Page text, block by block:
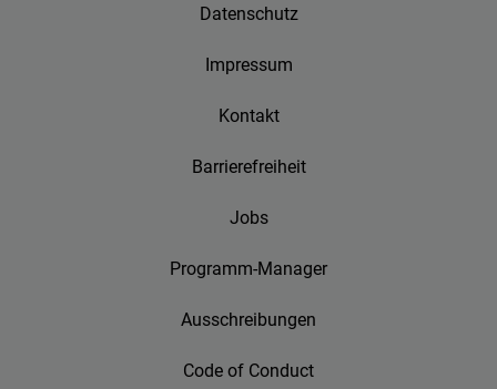
Datenschutz
Impressum
Kontakt
Barrierefreiheit
Jobs
Programm-Manager
Ausschreibungen
Code of Conduct